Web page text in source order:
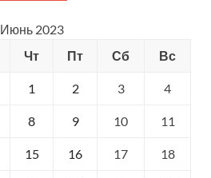
Июнь 2023
Чт Пт Сб Вс
1 2 3 4
8 9 10 11
15 16 17 18